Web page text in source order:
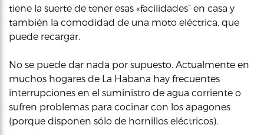
tiene la suerte de tener esas «facilidades” en casa y
también la comodidad de una moto eléctrica, que
puede recargar.
No se puede dar nada por supuesto. Actualmente en
muchos hogares de La Habana hay frecuentes
interrupciones en el suministro de agua corriente o
sufren problemas para cocinar con los apagones
(porque disponen sólo de hornillos eléctricos).